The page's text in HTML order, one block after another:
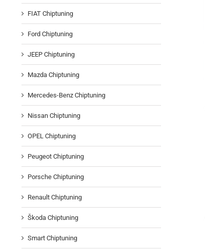
FIAT Chiptuning
Ford Chiptuning
JEEP Chiptuning
Mazda Chiptuning
Mercedes-Benz Chiptuning
Nissan Chiptuning
OPEL Chiptuning
Peugeot Chiptuning
Porsche Chiptuning
Renault Chiptuning
Škoda Chiptuning
Smart Chiptuning